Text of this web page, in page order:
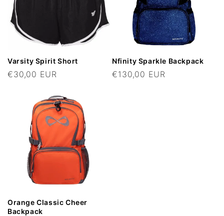
Varsity Spirit Short
Regular
€30,00 EUR
Nfinity Sparkle Backpack
Regular
€130,00 EUR
Orange Classic Cheer
Backpack